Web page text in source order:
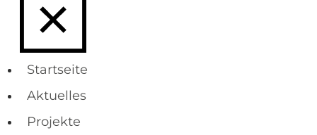
Startseite
Aktuelles
Projekte